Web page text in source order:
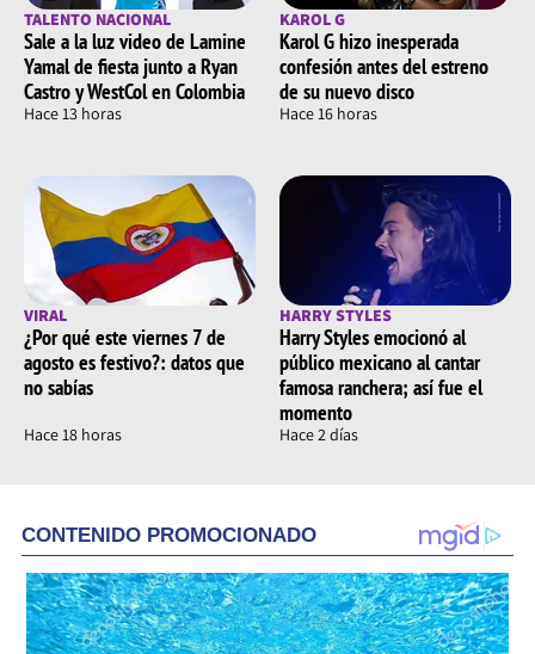
TALENTO NACIONAL
Sale a la luz video de Lamine
Yamal de fiesta junto a Ryan
Castro y WestCol en Colombia
Hace 13 horas
KAROL G
Karol G hizo inesperada
confesión antes del estreno
de su nuevo disco
Hace 16 horas
VIRAL
¿Por qué este viernes 7 de
agosto es festivo?: datos que
no sabías
Hace 18 horas
HARRY STYLES
Harry Styles emocionó al
público mexicano al cantar
famosa ranchera; así fue el
momento
Hace 2 días